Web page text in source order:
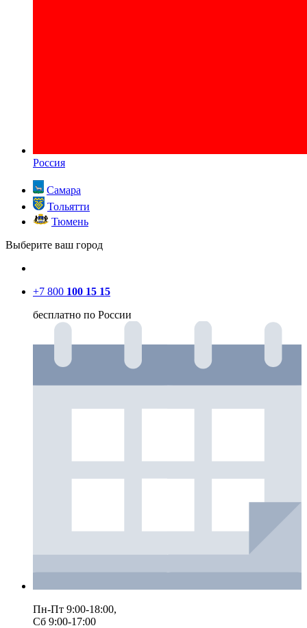
Россия
Самара
Тольятти
Тюмень
Выберите ваш город
+7 800 100 15 15
бесплатно по России
Пн-Пт 9:00-18:00,
Сб 9:00-17:00